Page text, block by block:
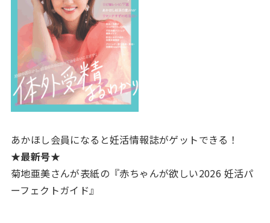
あかほし会員になると妊活情報誌がゲットできる！
★最新号★
菊地亜美さんが表紙の『赤ちゃんが欲しい2026 妊活パ
ーフェクトガイド』